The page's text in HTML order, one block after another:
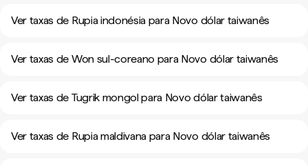
Ver taxas de Rupia indonésia para Novo dólar taiwanês
Ver taxas de Won sul-coreano para Novo dólar taiwanês
Ver taxas de Tugrik mongol para Novo dólar taiwanês
Ver taxas de Rupia maldivana para Novo dólar taiwanês